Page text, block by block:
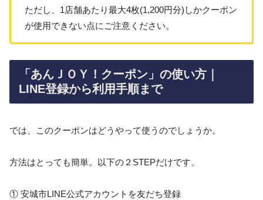
ただし、1店舗あたり最大4枚(1,200円分)しかクーポン
が使用できない点にご注意ください。
「あんＪＯＹ！クーポン」の使い方｜
LINE登録から利用手順まで
では、このクーポンはどうやって使うのでしょうか。
方法はとっても簡単。以下の２STEPだけです。
① 安城市LINE公式アカウントを友だち登録